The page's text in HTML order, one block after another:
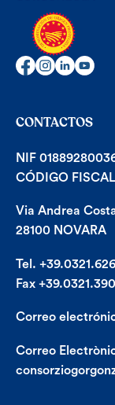
CONTACTOS
NIF
CÓDIGO
Via Andrea
28100 NOVARA
Tel.
Fax
Correo
Correo